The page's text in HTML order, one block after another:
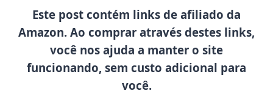
Este post contém links de afiliado da
Amazon. Ao comprar através destes links,
você nos ajuda a manter o site
funcionando, sem custo adicional para
você.